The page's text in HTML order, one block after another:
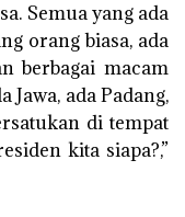
Semua yang ada
orang biasa, ada
berbagai macam
Jawa, ada Padang,
di tempat
kita siapa?,”